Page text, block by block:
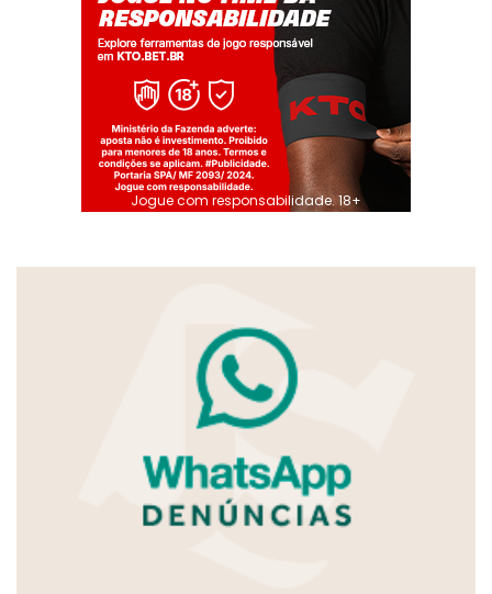
Jogue com responsabilidade. 18+